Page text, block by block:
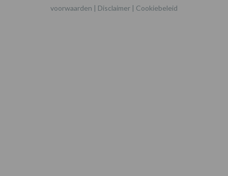
voorwaarden | Disclaimer | Cookiebeleid